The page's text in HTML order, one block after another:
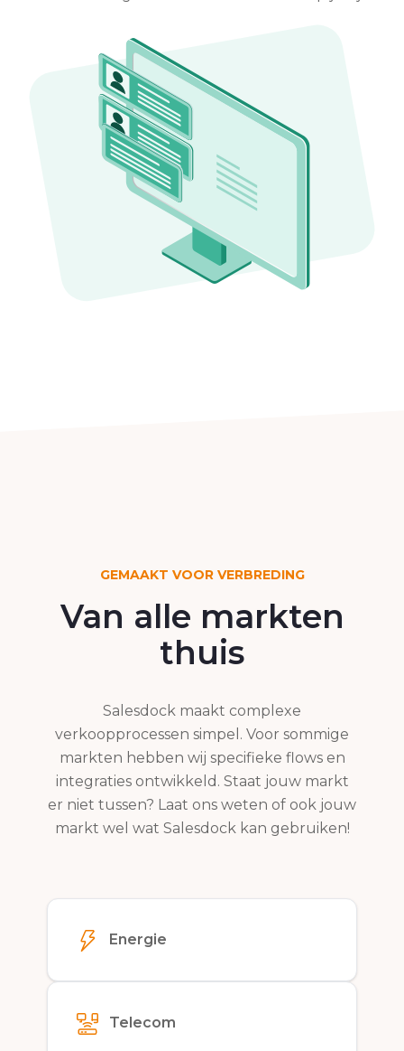
GEMAAKT VOOR VERBREDING
Van alle markten
thuis
Salesdock maakt complexe
verkoopprocessen simpel. Voor sommige
markten hebben wij specifieke flows en
integraties ontwikkeld. Staat jouw markt
er niet tussen? Laat ons weten of ook jouw
markt wel wat Salesdock kan gebruiken!
Energie
Telecom